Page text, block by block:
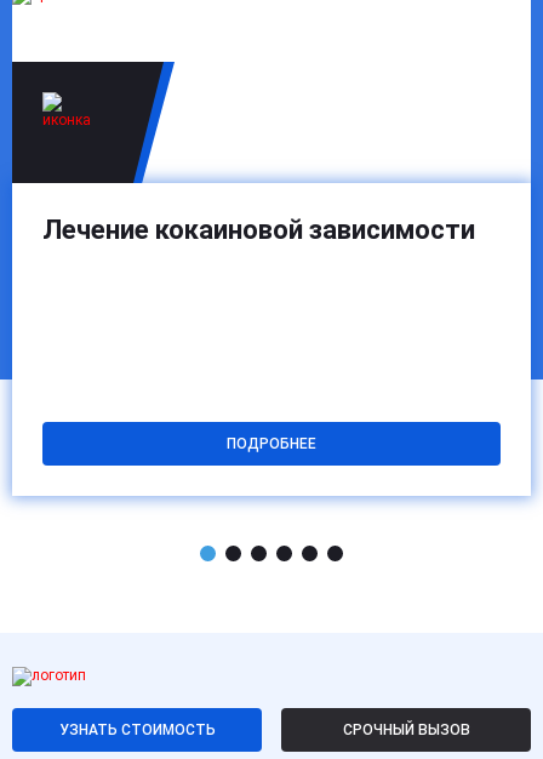
лечения. Такой подход обеспечивает стабильное
состояние и снижает риск рецидива.
Лечение кокаиновой зависимости
ПОДРОБНЕЕ
УЗНАТЬ СТОИМОСТЬ СРОЧНЫЙ ВЫЗОВ